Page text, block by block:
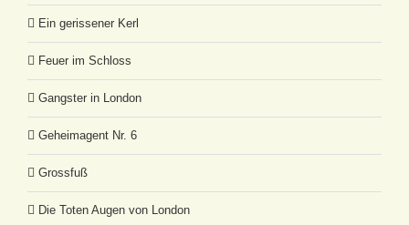
Ein gerissener Kerl
Feuer im Schloss
Gangster in London
Geheimagent Nr. 6
Grossfuß
Die Toten Augen von London